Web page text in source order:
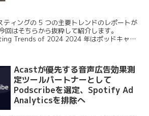
ィングの 5 つの主要トレンドのレポートが
回はそちらから抜粋して紹介します。
Trends of 2024 2024 年はポッドキャス
Acastが優先する音声広告効果測
定ツールパートナーとして
Podscribeを選定、Spotify Ad
Analyticsを排除へ